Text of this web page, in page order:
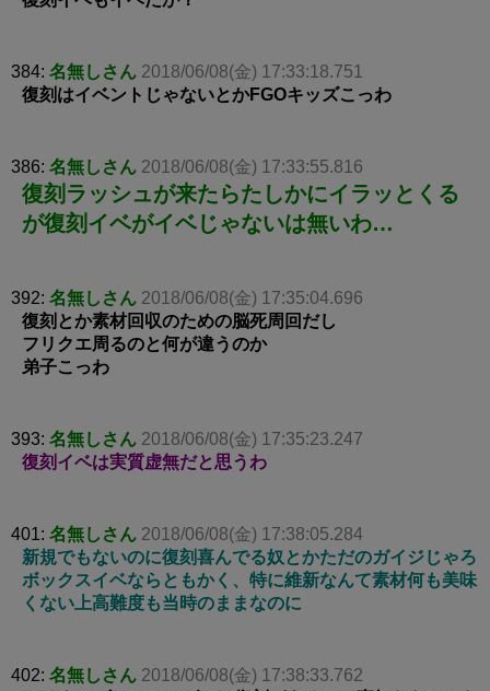
384: 名無しさん 2018/06/08(金) 17:33:18.751
復刻はイベントじゃないとかFGOキッズこっわ
386: 名無しさん 2018/06/08(金) 17:33:55.816
復刻ラッシュが来たらたしかにイラッとくる
が復刻イベがイベじゃないは無いわ…
392: 名無しさん 2018/06/08(金) 17:35:04.696
復刻とか素材回収のための脳死周回だし
フリクエ周るのと何が違うのか
弟子こっわ
393: 名無しさん 2018/06/08(金) 17:35:23.247
復刻イベは実質虚無だと思うわ
401: 名無しさん 2018/06/08(金) 17:38:05.284
新規でもないのに復刻喜んでる奴とかただのガイジじゃろ
ボックスイベならともかく、特に維新なんて素材何も美味
くない上高難度も当時のままなのに
402: 名無しさん 2018/06/08(金) 17:38:33.762